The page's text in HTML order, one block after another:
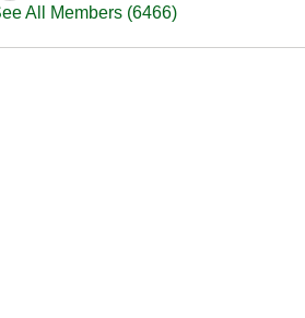
All Members (6466)